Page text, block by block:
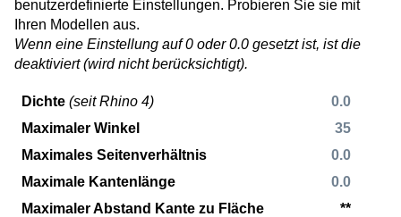
benutzerdefinierte Einstellungen. Probieren Sie sie mit
Ihren Modellen aus.
Wenn eine Einstellung auf 0 oder 0.0 gesetzt ist, ist die
deaktiviert (wird nicht berücksichtigt).
Dichte (seit Rhino 4)
0.0
Maximaler Winkel
35
Maximales Seitenverhältnis
0.0
Maximale Kantenlänge
0.0
Maximaler Abstand Kante zu Fläche
**